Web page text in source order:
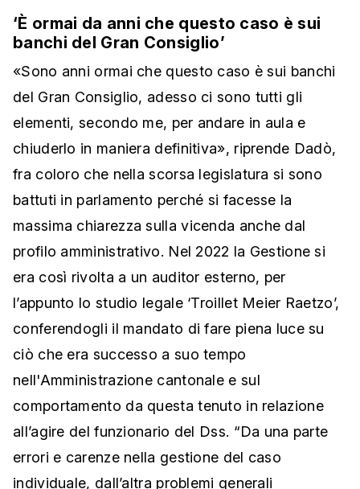
‘È ormai da anni che questo caso è sui
banchi del Gran Consiglio’
«Sono anni ormai che questo caso è sui banchi
del Gran Consiglio, adesso ci sono tutti gli
elementi, secondo me, per andare in aula e
chiuderlo in maniera definitiva», riprende Dadò,
fra coloro che nella scorsa legislatura si sono
battuti in parlamento perché si facesse la
massima chiarezza sulla vicenda anche dal
profilo amministrativo. Nel 2022 la Gestione si
era così rivolta a un auditor esterno, per
l’appunto lo studio legale ‘Troillet Meier Raetzo’,
conferendogli il mandato di fare piena luce su
ciò che era successo a suo tempo
nell'Amministrazione cantonale e sul
comportamento da questa tenuto in relazione
all’agire del funzionario del Dss. “Da una parte
errori e carenze nella gestione del caso
individuale, dall’altra problemi generali